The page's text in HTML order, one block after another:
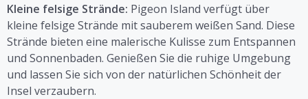
Kleine felsige Strände: Pigeon Island verfügt über
kleine felsige Strände mit sauberem weißen Sand. Diese
Strände bieten eine malerische Kulisse zum Entspannen
und Sonnenbaden. Genießen Sie die ruhige Umgebung
und lassen Sie sich von der natürlichen Schönheit der
Insel verzaubern.